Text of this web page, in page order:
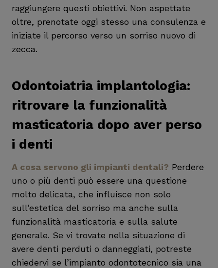
raggiungere questi obiettivi. Non aspettate
oltre, prenotate oggi stesso una consulenza e
iniziate il percorso verso un sorriso nuovo di
zecca.
Odontoiatria implantologia:
ritrovare la funzionalità
masticatoria dopo aver perso
i denti
A cosa servono gli impianti dentali? Perdere
uno o più denti può essere una questione
molto delicata, che influisce non solo
sull’estetica del sorriso ma anche sulla
funzionalità masticatoria e sulla salute
generale. Se vi trovate nella situazione di
avere denti perduti o danneggiati, potreste
chiedervi se l’impianto odontotecnico sia una